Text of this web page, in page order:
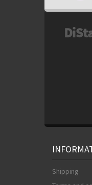
Shipping